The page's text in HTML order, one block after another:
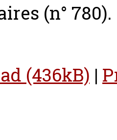
(n° 780).
(436kB) |